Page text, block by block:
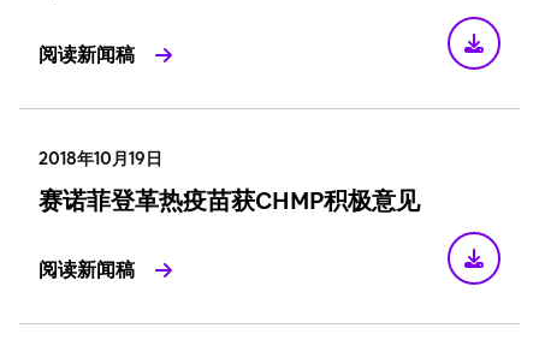
阅读新闻稿
2018年10月19日
赛诺菲登革热疫苗获CHMP积极意见
阅读新闻稿